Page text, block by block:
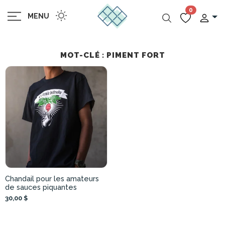
MENU
0
MOT-CLÉ : PIMENT FORT
Chandail pour les amateurs
de sauces piquantes
30,00 $